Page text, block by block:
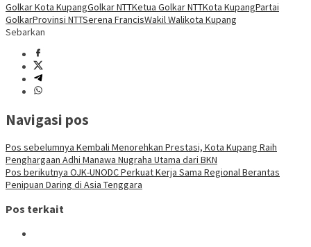
Golkar Kota KupangGolkar NTTKetua Golkar NTTKota KupangPartai
GolkarProvinsi NTTSerena FrancisWakil Walikota Kupang
Sebarkan
Navigasi pos
Pos sebelumnya Kembali Menorehkan Prestasi, Kota Kupang Raih
Penghargaan Adhi Manawa Nugraha Utama dari BKN
Pos berikutnya OJK-UNODC Perkuat Kerja Sama Regional Berantas
Penipuan Daring di Asia Tenggara
Pos terkait